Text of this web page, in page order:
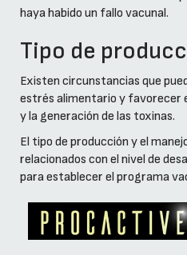
haya habido un fallo vacunal.
Tipo de
Existen circunstancias que
estrés alimentario y favorecer
y la generación de las toxinas.
El tipo de producción y el
relacionados con el nivel de
para establecer el programa